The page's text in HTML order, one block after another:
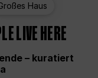
Haus
LIVE HERE
– kuratiert